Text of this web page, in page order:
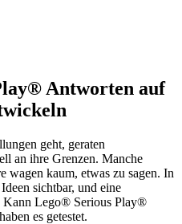
Antworten auf
geht, geraten
an ihre Grenzen. Manche
wagen kaum, etwas zu sagen. In
sichtbar, und eine
Kann Lego® Serious Play®
es getestet.